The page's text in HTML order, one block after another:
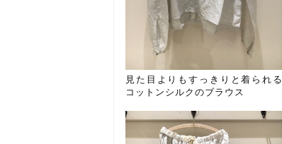
見た目よりもすっきりと着られる
コットンシルクのブラウス